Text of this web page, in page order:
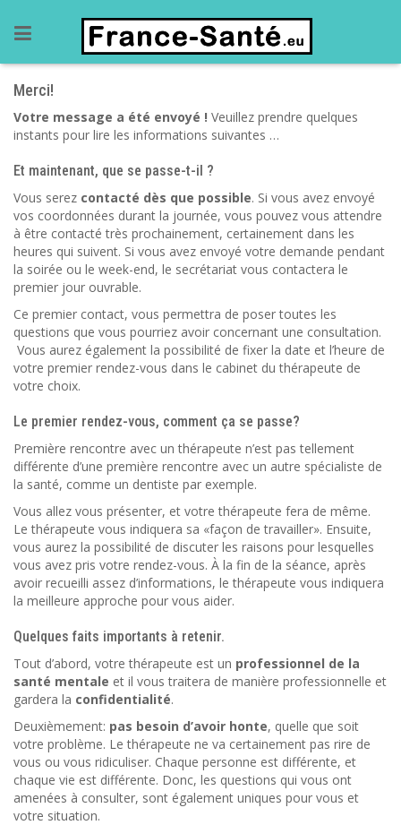
Merci!
Votre message a été envoyé ! Veuillez prendre quelques
instants pour lire les informations suivantes …
Et maintenant, que se passe-t-il ?
Vous serez contacté dès que possible. Si vous avez envoyé
vos coordonnées durant la journée, vous pouvez vous attendre
à être contacté très prochainement, certainement dans les
heures qui suivent. Si vous avez envoyé votre demande pendant
la soirée ou le week-end, le secrétariat vous contactera le
premier jour ouvrable.
Ce premier contact, vous permettra de poser toutes les
questions que vous pourriez avoir concernant une consultation.
Vous aurez également la possibilité de fixer la date et l’heure de
votre premier rendez-vous dans le cabinet du thérapeute de
votre choix.
Le premier rendez-vous, comment ça se passe?
Première rencontre avec un thérapeute n’est pas tellement
différente d’une première rencontre avec un autre spécialiste de
la santé, comme un dentiste par exemple.
Vous allez vous présenter, et votre thérapeute fera de même.
Le thérapeute vous indiquera sa «façon de travailler». Ensuite,
vous aurez la possibilité de discuter les raisons pour lesquelles
vous avez pris votre rendez-vous. À la fin de la séance, après
avoir recueilli assez d’informations, le thérapeute vous indiquera
la meilleure approche pour vous aider.
Quelques faits importants à retenir.
Tout d’abord, votre thérapeute est un professionnel de la
santé mentale et il vous traitera de manière professionnelle et
gardera la confidentialité.
Deuxièmement: pas besoin d’avoir honte, quelle que soit
votre problème. Le thérapeute ne va certainement pas rire de
vous ou vous ridiculiser. Chaque personne est différente, et
chaque vie est différente. Donc, les questions qui vous ont
amenées à consulter, sont également uniques pour vous et
votre situation.